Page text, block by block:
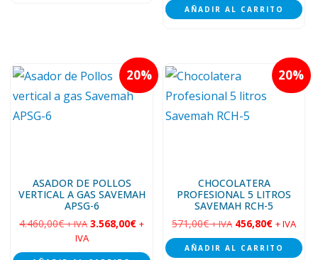
AÑADIR AL CARRITO
20
ASADOR DE POLLOS
VERTICAL A GAS SAVEMAH
APSG-6
4.460,00€ + IVA 3.568,00€ +
IVA
20
CHOCOLATERA
PROFESIONAL 5 LITROS
SAVEMAH RCH-5
571,00€ + IVA 456,80€ + IVA
AÑADIR AL CARRITO